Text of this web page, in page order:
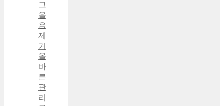
그
을
음
제
거
올
바
른
관
리